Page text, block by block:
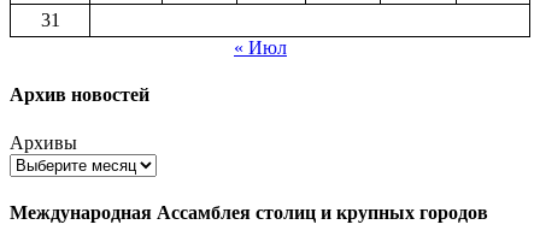
31
« Июл
Архив новостей
Архивы
Международная Ассамблея столиц и крупных городов